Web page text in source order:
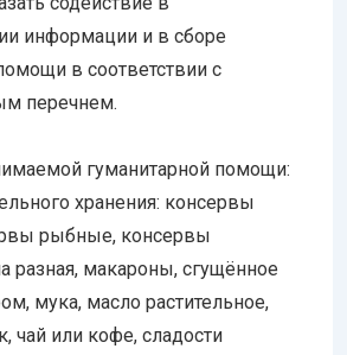
информации и в сборе
в соответствии с
перечнем.
гуманитарной помощи:
хранения: консервы
рыбные, консервы
разная, макароны, сгущённое
мука, масло растительное,
чай или кофе, сладости